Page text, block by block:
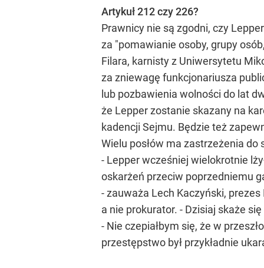
Artykuł 212 czy 226?
Prawnicy nie są zgodni, czy
za "pomawianie osoby, grupy
Filara, karnisty z Uniwersytetu
za zniewagę funkcjonariusza
lub pozbawienia wolności do lat
że Lepper zostanie skazany na
kadencji Sejmu. Będzie też
Wielu posłów ma zastrzeżenia
- Lepper wcześniej wielokrotnie
oskarżeń przeciw poprzedniemu
- zauważa Lech Kaczyński,
a nie prokurator. - Dzisiaj skaże
- Nie czepiałbym się, że w
przestępstwo był przykładnie